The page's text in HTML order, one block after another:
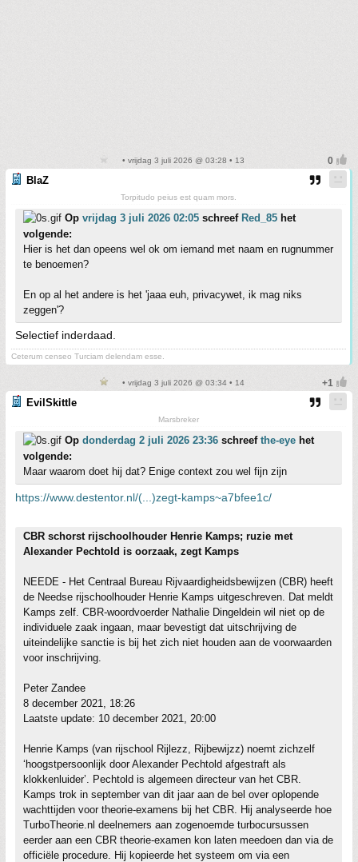
• vrijdag 3 juli 2026 @ 03:28 • 13
BlaZ
Torpitudo peius est quam mors.
Op vrijdag 3 juli 2026 02:05 schreef Red_85 het
volgende:
Hier is het dan opeens wel ok om iemand met naam en rugnummer
te benoemen?
En op al het andere is het 'jaaa euh, privacywet, ik mag niks
zeggen'?
Selectief inderdaad.
Ceterum censeo Turciam delendam esse.
• vrijdag 3 juli 2026 @ 03:34 • 14
EvilSkittle
Marsbreker
Op donderdag 2 juli 2026 23:36 schreef the-eye het
volgende:
Maar waarom doet hij dat? Enige context zou wel fijn zijn
https://www.destentor.nl/(...)zegt-kamps~a7bfee1c/
CBR schorst rijschoolhouder Henrie Kamps; ruzie met
Alexander Pechtold is oorzaak, zegt Kamps
NEEDE - Het Centraal Bureau Rijvaardigheidsbewijzen (CBR) heeft
de Needse rijschoolhouder Henrie Kamps uitgeschreven. Dat meldt
Kamps zelf. CBR-woordvoerder Nathalie Dingeldein wil niet op de
individuele zaak ingaan, maar bevestigt dat uitschrijving de
uiteindelijke sanctie is bij het zich niet houden aan de voorwaarden
voor inschrijving.
Peter Zandee
8 december 2021, 18:26
Laatste update: 10 december 2021, 20:00
Henrie Kamps (van rijschool Rijlezz, Rijbewijzz) noemt zichzelf
‘hoogstpersoonlijk door Alexander Pechtold afgestraft als
klokkenluider’. Pechtold is algemeen directeur van het CBR.
Kamps trok in september van dit jaar aan de bel over oplopende
wachttijden voor theorie-examens bij het CBR. Hij analyseerde hoe
TurboTheorie.nl deelnemers aan zogenoemde turbocursussen
eerder aan een CBR theorie-examen kon laten meedoen dan via de
officiële procedure. Hij kopieerde het systeem om via een